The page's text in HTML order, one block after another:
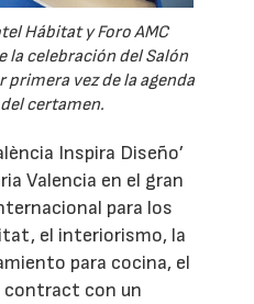
Hábitat y Foro AMC
la celebración del Salón
primera vez de la agenda
certamen.
Inspira Diseño’
Valencia en el gran
para los
el interiorismo, la
para cocina, el
con un